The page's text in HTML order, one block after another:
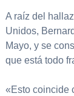
A raíz del
Unidos,
Mayo, y se
que está todo
«Esto coincide